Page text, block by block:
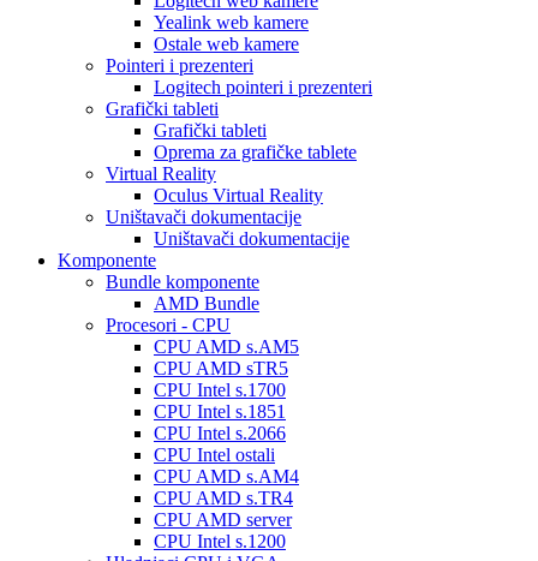
Yealink web kamere
Ostale web kamere
Pointeri i prezenteri
Logitech pointeri i prezenteri
Grafički tableti
Grafički tableti
Oprema za grafičke tablete
Virtual Reality
Oculus Virtual Reality
Uništavači dokumentacije
Uništavači dokumentacije
Komponente
Bundle komponente
AMD Bundle
Procesori - CPU
CPU AMD s.AM5
CPU AMD sTR5
CPU Intel s.1700
CPU Intel s.1851
CPU Intel s.2066
CPU Intel ostali
CPU AMD s.AM4
CPU AMD s.TR4
CPU AMD server
CPU Intel s.1200